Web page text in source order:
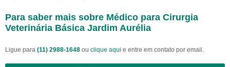
Para saber mais sobre Médico para Cirurgia
Veterinária Básica Jardim Aurélia
Ligue para (11) 2988-1648 ou clique aqui e entre em contato por email.